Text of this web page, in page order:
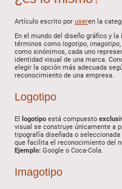
Artículo escrito por useren la
En el mundo del diseño gráfico y
términos como logotipo, imagotipo,
como sinónimos, cada uno
identidad visual de una marca.
elegir la opción más adecuada
reconocimiento de una empresa.
Logotipo
El logotipo está compuesto
visual se construye únicamente a
tipografía diseñada o
que facilita el reconocimiento del
Ejemplo: Google o Coca-Cola.
Imagotipo